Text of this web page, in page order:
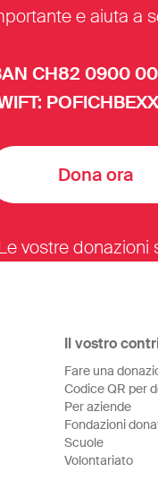
e aiuta a
CH82 0900
Dona ora
vostre donazioni
Il vostro
Fare una
Codice QR per
Per aziende
Fondazioni
Scuole
Volontariato